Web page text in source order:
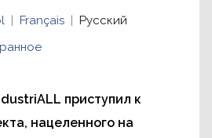
Français Русский
приступил к
нацеленного на